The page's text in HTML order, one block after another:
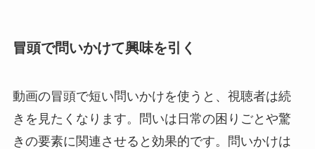
冒頭で問いかけて興味を引く
動画の冒頭で短い問いかけを使うと、視聴者は続
きを見たくなります。問いは日常の困りごとや驚
きの要素に関連させると効果的です。問いかけは